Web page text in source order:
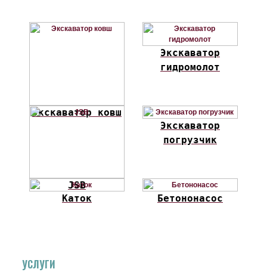
Экскаватор ковш
Экскаватор
гидромолот
JSB
Экскаватор
погрузчик
Каток Бетононасос
УСЛУГИ